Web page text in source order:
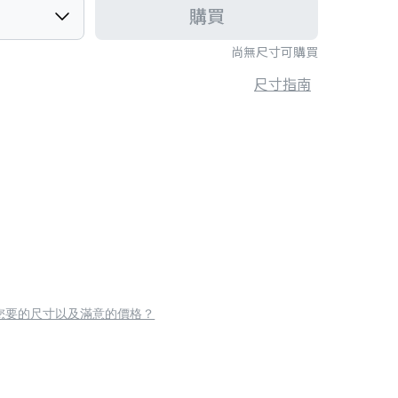
尚無尺寸可購買
購買
尺寸指南
要的尺寸以及滿意的價格？